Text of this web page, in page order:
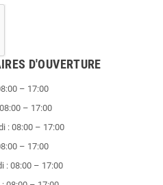
D'OUVERTURE
– 17:00
– 17:00
: 08:00 – 17:00
– 17:00
: 08:00 – 17:00